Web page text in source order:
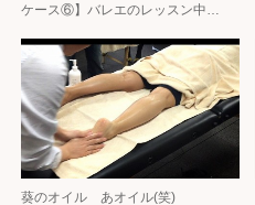
ケース⑥】バレエのレッスン中…
葵のオイル あオイル(笑)